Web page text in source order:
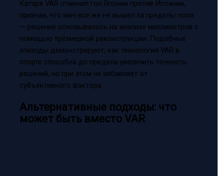
Катаре VAR отменил гол Японии против Испании,
признав, что мяч всё же не вышел за пределы поля
— решение основывалось на анализе миллиметров с
помощью трёхмерной реконструкции. Подобные
эпизоды демонстрируют, как технология VAR в
спорте способна до предела увеличить точность
решений, но при этом не избавляет от
субъективного фактора.
Альтернативные подходы: что
может быть вместо VAR